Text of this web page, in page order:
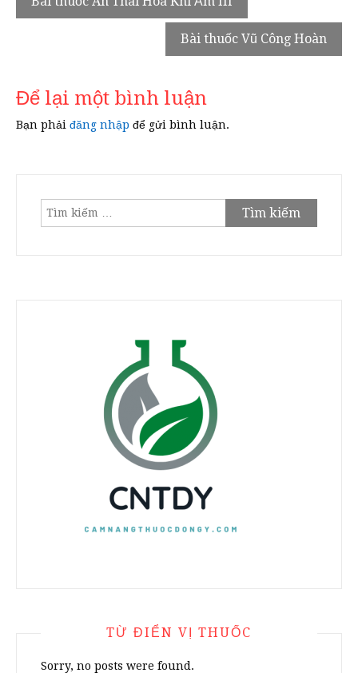
hướng
Bài thuốc Vũ Công Hoàn
Để lại một bình luận
Bạn phải đăng nhập để gửi bình luận.
Tìm
TỪ ĐIỂN VỊ THUỐC
Sorry, no posts were found.